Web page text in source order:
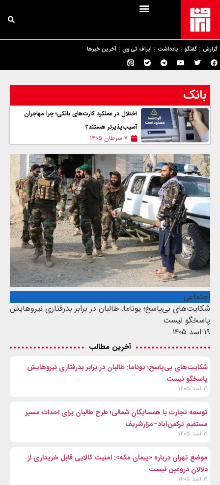
گزارش گفتگو یادداشت ایراف تی وی آخرین خبرها
بانک
اختلال در عملکرد کارت‌های بانکی؛ چرا مهاجران
آسیب‌پذیرتر هستند؟
۷ سرطان ۱۴۰۵
اجتماعی
شکایت‌های بی‌پاسخ؛ یوناما: طالبان در برابر بدرفتاری نیروهایش
پاسخگو نیست
۱۹ اسد ۱۴۰۵
آخرین مطالب
شکایت‌های بی‌پاسخ؛ یوناما: طالبان در برابر بدرفتاری نیروهایش
پاسخگو نیست
۱۹ اسد ۱۴۰۵
توسعه تجارت با همسایگان شمالی؛ طرح طالبان برای احداث مسیر
مستقیم ترکمن‌آباد–مزارشریف
۱۹ اسد ۱۴۰۵
موضع تهران درباره «پیمان مکه»: امنیت کالایی قابل خریداری از
دلالان دروغین نیست
۱۹ اسد ۱۴۰۵